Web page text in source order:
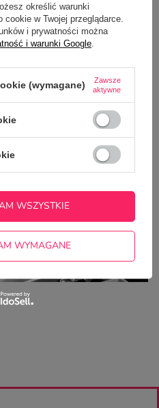
BLOGA
druku offsetowego? np.
określić warunki
w Twojej przeglądarce.
i prywatności można
i warunki Google
(wymagane)
Zawsze
aktywne
WYMAGANE
WSZYSTKIE